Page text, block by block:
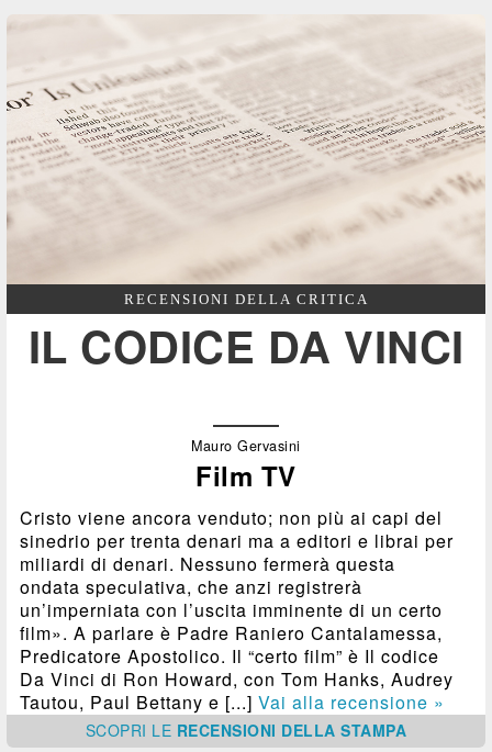
RECENSIONI DELLA CRITICA
IL CODICE DA VINCI
Mauro Gervasini
Film TV
Cristo viene ancora venduto; non più ai capi del
sinedrio per trenta denari ma a editori e librai per
miliardi di denari. Nessuno fermerà questa
ondata speculativa, che anzi registrerà
un’imperniata con l’uscita imminente di un certo
film». A parlare è Padre Raniero Cantalamessa,
Predicatore Apostolico. Il “certo film” è Il codice
Da Vinci di Ron Howard, con Tom Hanks, Audrey
Tautou, Paul Bettany e [...]Vai alla recensione »
SCOPRI LE RECENSIONI DELLA STAMPA